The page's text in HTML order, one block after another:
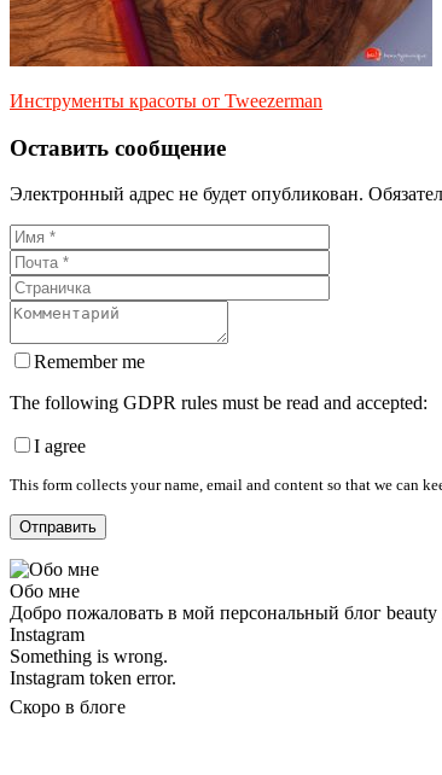
Инструменты красоты от Tweezerman
Оставить сообщение
Электронный адрес не будет опубликован.
Remember me
The following GDPR rules must be read and accepted:
I agree
This form collects your name, email and content so that we can
Обо мне
Добро пожаловать в мой персональный блог
Instagram
Something is wrong.
Instagram token error.
Скоро в блоге